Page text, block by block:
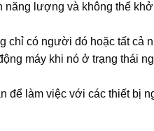
năng lượng và không thể
chỉ có người đó hoặc tất cả
máy khi nó ở trạng thái
để làm việc với các thiết bị